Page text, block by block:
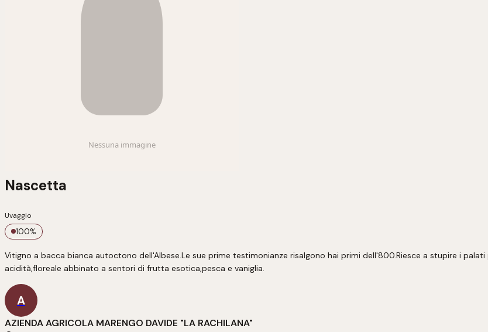
Nascetta
Uvaggio
100%
Vitigno a bacca bianca autoctono dell'Albese.Le sue prime testimonianze risalgono hai primi dell'800.Riesce a stupire i
acidità,floreale abbinato a sentori di frutta esotica,pesca e vaniglia.
A
AZIENDA AGRICOLA MARENGO DAVIDE "LA RACHILANA"